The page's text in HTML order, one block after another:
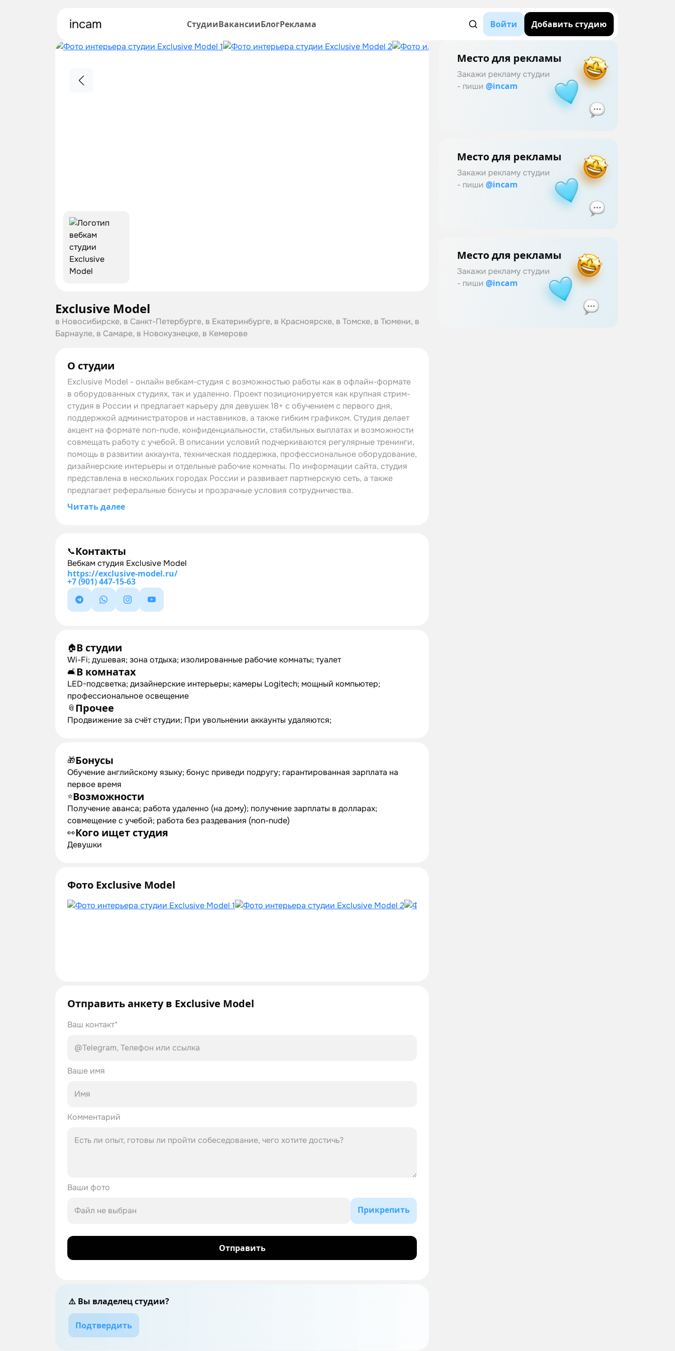
incam СтудииВакансииБлогРеклама Войти Добавить студию
Exclusive Model
в Новосибирске, в Санкт-Петербурге, в Екатеринбурге, в Красноярске, в Томске, в Тюмени, в
Барнауле, в Самаре, в Новокузнецке, в Кемерове
О студии
Exclusive Model - онлайн вебкам-студия с возможностью работы как в офлайн-формате
в оборудованных студиях, так и удаленно. Проект позиционируется как крупная стрим-
студия в России и предлагает карьеру для девушек 18+ с обучением с первого дня,
поддержкой администраторов и наставников, а также гибким графиком. Студия делает
акцент на формате non-nude, конфиденциальности, стабильных выплатах и возможности
совмещать работу с учебой. В описании условий подчеркиваются регулярные тренинги,
помощь в развитии аккаунта, техническая поддержка, профессиональное оборудование,
дизайнерские интерьеры и отдельные рабочие комнаты. По информации сайта, студия
представлена в нескольких городах России и развивает партнерскую сеть, а также
предлагает реферальные бонусы и прозрачные условия сотрудничества.
Читать далее
📞Контакты
Вебкам студия Exclusive Model
https://exclusive-model.ru/
+7 (901) 447-15-63
🏠В студии
Wi-Fi; душевая; зона отдыха; изолированные рабочие комнаты; туалет
🛋В комнатах
LED-подсветка; дизайнерские интерьеры; камеры Logitech; мощный компьютер;
профессиональное освещение
📎 Прочее
Продвижение за счёт студии; При увольнении аккаунты удаляются;
🎁Бонусы
Обучение английскому языку; бонус приведи подругу; гарантированная зарплата на
первое время
⭐Возможности
Получение аванса; работа удаленно (на дому); получение зарплаты в долларах;
совмещение с учебой; работа без раздевания (non-nude)
👀Кого ищет студия
Девушки
Фото Exclusive Model
Отправить анкету в Exclusive Model
Ваш контакт*
Ваше имя
Комментарий
Ваши фото
Файл не выбран Прикрепить
Отправить
⚠️ Вы владелец студии?
Подтвердить
Место для рекламы
Закажи рекламу студии
- пиши @incam
Место для рекламы
Закажи рекламу студии
- пиши @incam
Место для рекламы
Закажи рекламу студии
- пиши @incam